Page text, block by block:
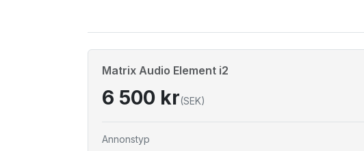
Matrix Audio Element i2
6 500 kr(SEK)
Annonstyp